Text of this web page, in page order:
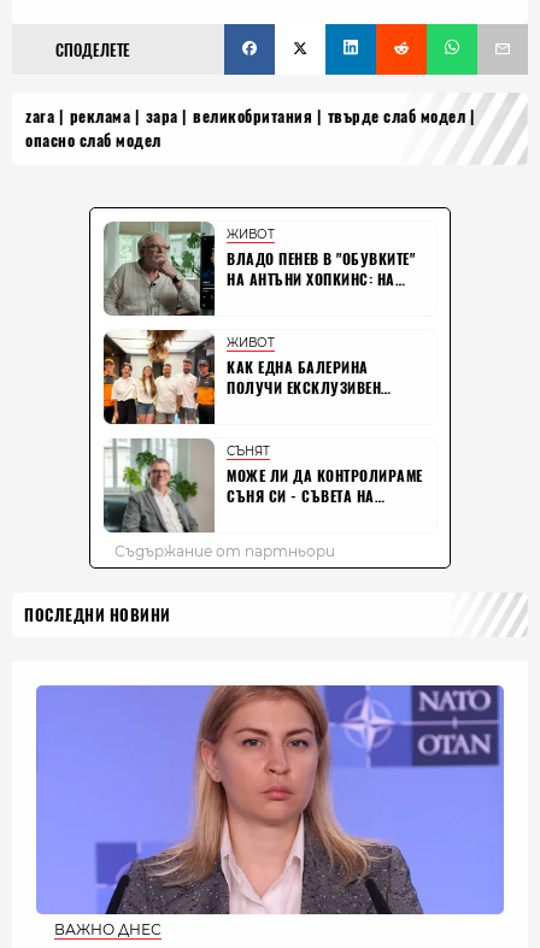
СПОДЕЛЕТЕ
zara реклама зара великобритания
твърде слаб модел
опасно слаб модел
ПОСЛЕДНИ НОВИНИ
ВАЖНО ДНЕС